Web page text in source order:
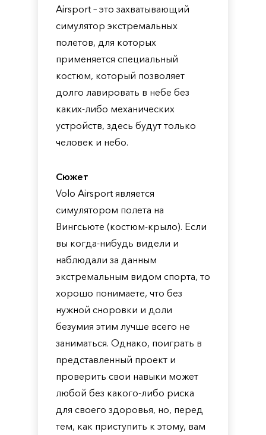
Airsport – это захватывающий
симулятор экстремальных
полетов, для которых
применяется специальный
костюм, который позволяет
долго лавировать в небе без
каких-либо механических
устройств, здесь будут только
человек и небо.
Сюжет
Volo Airsport является
симулятором полета на
Вингсьюте (костюм-крыло). Если
вы когда-нибудь видели и
наблюдали за данным
экстремальным видом спорта, то
хорошо понимаете, что без
нужной сноровки и доли
безумия этим лучше всего не
заниматься. Однако, поиграть в
представленный проект и
проверить свои навыки может
любой без какого-либо риска
для своего здоровья, но, перед
тем, как приступить к этому, вам